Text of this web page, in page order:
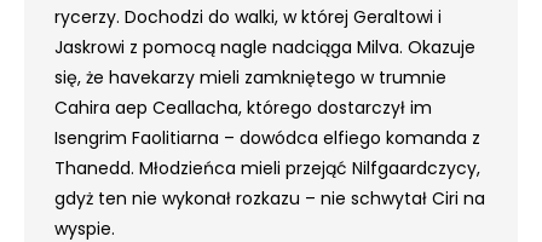
rycerzy. Dochodzi do walki, w której Geraltowi i
Jaskrowi z pomocą nagle nadciąga Milva. Okazuje
się, że havekarzy mieli zamkniętego w trumnie
Cahira aep Ceallacha, którego dostarczył im
Isengrim Faolitiarna – dowódca elfiego komanda z
Thanedd. Młodzieńca mieli przejąć Nilfgaardczycy,
gdyż ten nie wykonał rozkazu – nie schwytał Ciri na
wyspie.